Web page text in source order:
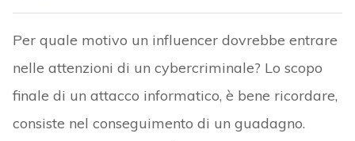
Per quale motivo un influencer dovrebbe entrare
nelle attenzioni di un cybercriminale? Lo scopo
finale di un attacco informatico, è bene ricordare,
consiste nel conseguimento di un guadagno.